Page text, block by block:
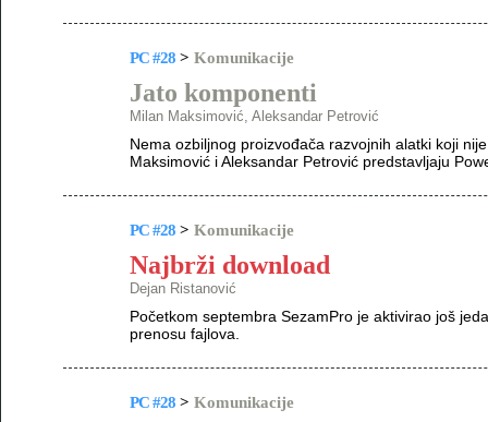
PC #28 > Komunikacije
Jato komponenti
Milan Maksimović, Aleksandar Petrović
Nema ozbiljnog proizvođača razvojnih alatki koji
Maksimović i Aleksandar Petrović predstavljaju
PC #28 > Komunikacije
Najbrži download
Dejan Ristanović
Početkom septembra SezamPro je aktivirao još
prenosu fajlova.
PC #28 > Komunikacije